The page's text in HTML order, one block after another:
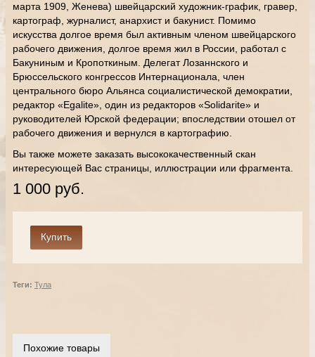
марта 1909, Женева) швейцарский художник-график, гравер,
картограф, журналист, анархист и бакунист. Помимо
искусства долгое время был активным членом швейцарского
рабочего движения, долгое время жил в России, работал с
Бакуниным и Кропоткиным. Делегат Лозаннского и
Брюссельского конгрессов Интернационала, член
центрального бюро Альянса социалистической демократии,
редактор «Egalite», один из редакторов «Solidarite» и
руководителей Юрской федерации; впоследствии отошел от
рабочего движения и вернулся в картографию.
Вы также можете заказать высококачественный скан
интересующей Вас страницы, иллюстрации или фрагмента.
1 000 руб.
Теги: Тула
Похожие товары